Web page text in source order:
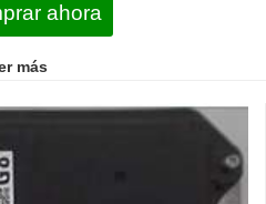
ahora
más